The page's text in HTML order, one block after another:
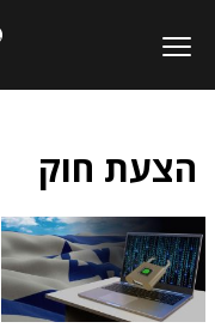
הצעת חוק